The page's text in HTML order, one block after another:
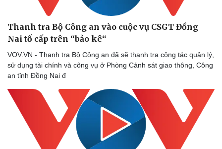
Thanh tra Bộ Công an vào cuộc vụ CSGT Đồng
Nai tố cấp trên “bảo kê“
VOV.VN - Thanh tra Bộ Công an đã sẽ thanh tra công tác quản lý,
sử dụng tài chính và công vụ ở Phòng Cảnh sát giao thông, Công
an tỉnh Đồng Nai đ